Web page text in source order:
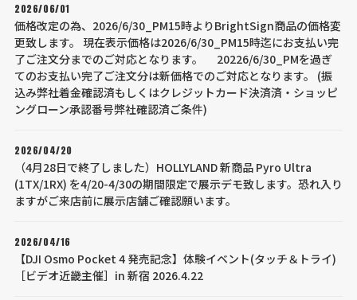
2026/06/01
価格改定の為、2026/6/30_PM15時よりBrightSign商品の価格変
更致します。 現在表示価格は2026/6/30_PM15時迄にお支払い完
了ご注文分までのご対応となります。 20226/6/30_PMを過ぎ
てのお支払い完了ご注文分は新価格でのご対応となります。 (振
込み弊社着金確認済もしくはクレジットカード決済済・ショッピ
ングローン承認番号弊社確認済ご条件)
2026/04/20
（4月28日で終了しました）HOLLYLAND 新商品 Pyro Ultra
(1TX/1RX) を4/20-4/30の期間限定で展示デモ致します。恐れ入り
ますがご来店前に展示店舗ご確認願います。
2026/04/16
【DJI Osmo Pocket 4 発売記念】体験イベント(タッチ＆トライ)
［ビデオ近畿主催］in 新宿 2026.4.22